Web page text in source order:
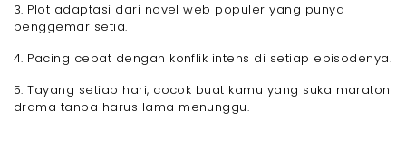
3. Plot adaptasi dari novel web populer yang punya
penggemar setia.
4. Pacing cepat dengan konflik intens di setiap episodenya.
5. Tayang setiap hari, cocok buat kamu yang suka maraton
drama tanpa harus lama menunggu.